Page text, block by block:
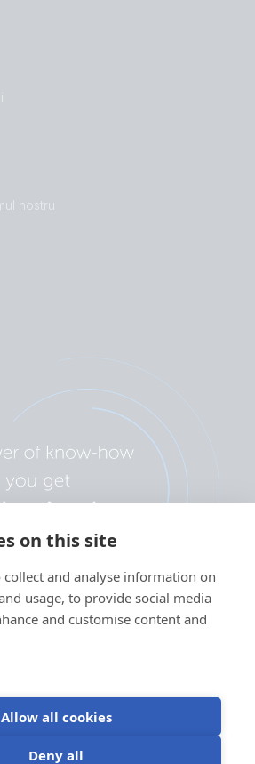
on this site
collect and analyse information on
usage, to provide social media
and customise content and
Allow all cookies
Deny all
nostru
Termeni de utilizare